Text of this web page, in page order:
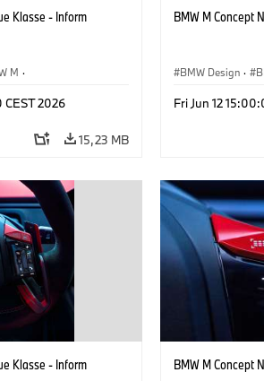
Klasse - Inform
M ·
CEST 2026
15,23 MB
BMW M Concept
BMW Design ·
Fri Jun 12
Klasse - Inform BMW M Concept